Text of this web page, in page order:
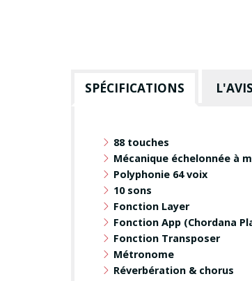
SPÉCIFICATIONS
88 touches
Mécanique échelonnée à
Polyphonie 64 voix
10 sons
Fonction Layer
Fonction App (Chordana
Fonction Transposer
Métronome
Réverbération & chorus